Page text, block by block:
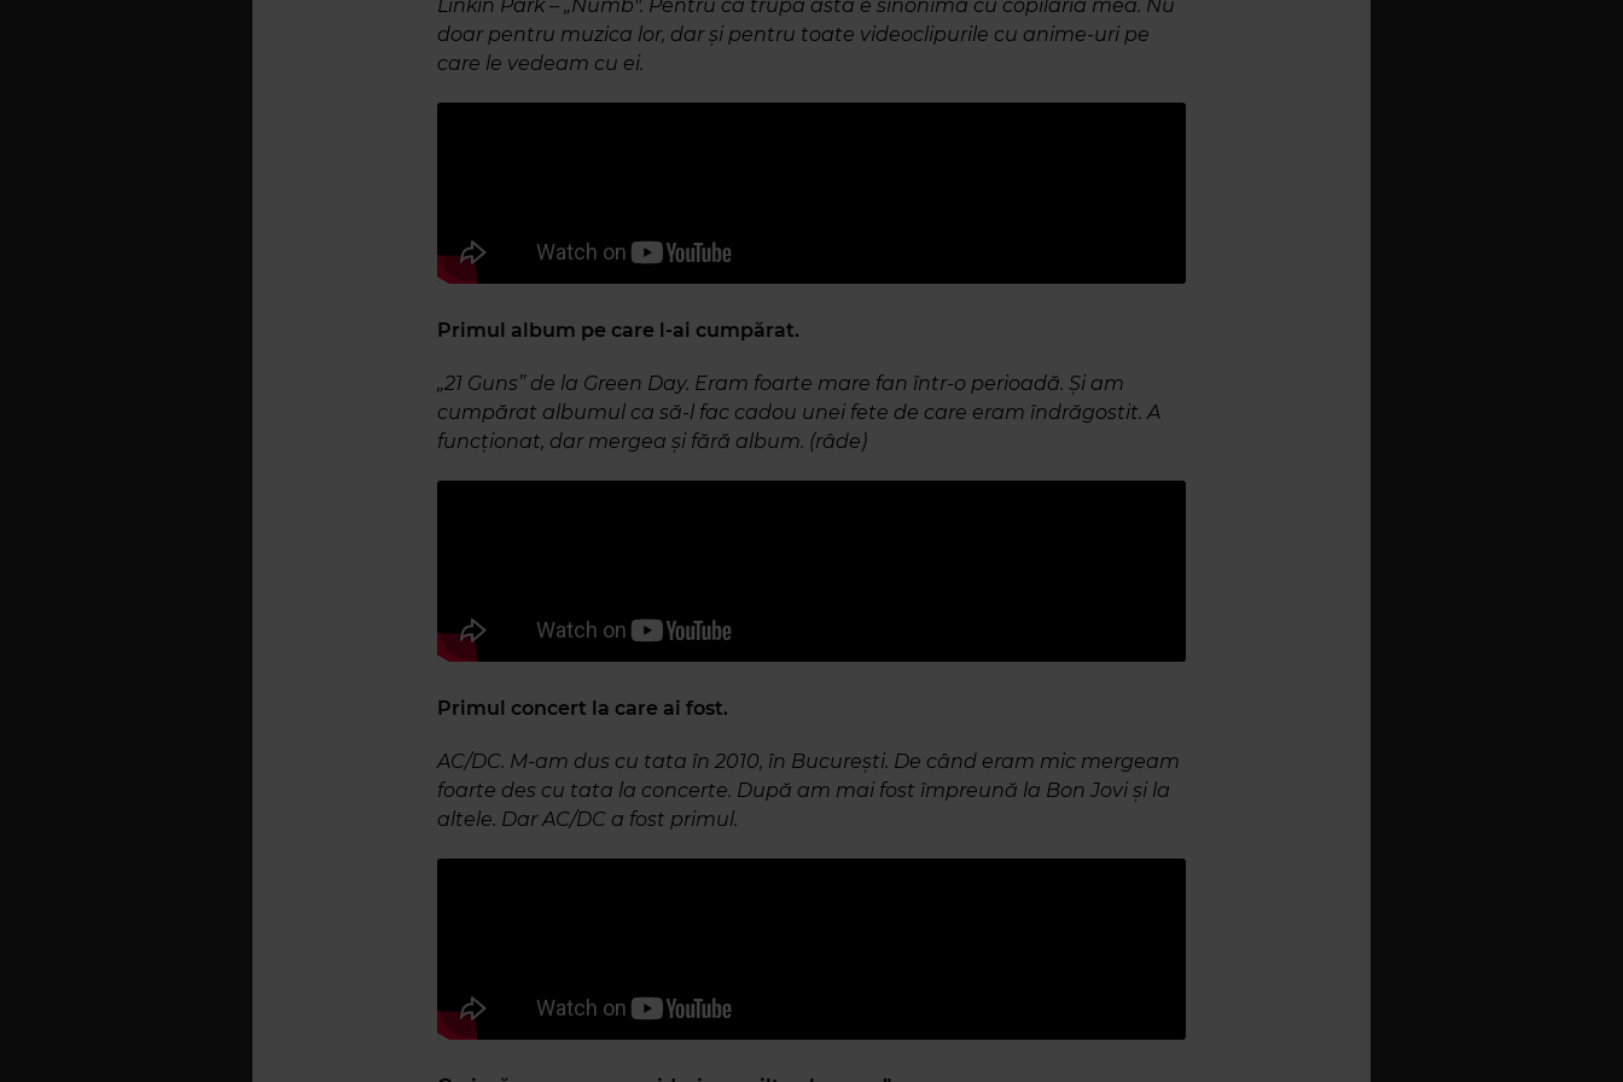
Linkin Park – „Numb". Pentru că trupa asta e sinonimă cu copilăria mea. Nu
doar pentru muzica lor, dar și pentru toate videoclipurile cu anime-uri pe
care le vedeam cu ei.
Primul album pe care l-ai cumpărat.
„21 Guns” de la Green Day. Eram foarte mare fan într-o perioadă. Și am
cumpărat albumul ca să-l fac cadou unei fete de care eram îndrăgostit. A
funcționat, dar mergea și fără album. (râde)
Primul concert la care ai fost.
AC/DC. M-am dus cu tata în 2010, în București. De când eram mic mergeam
foarte des cu tata la concerte. După am mai fost împreună la Bon Jovi și la
altele. Dar AC/DC a fost primul.